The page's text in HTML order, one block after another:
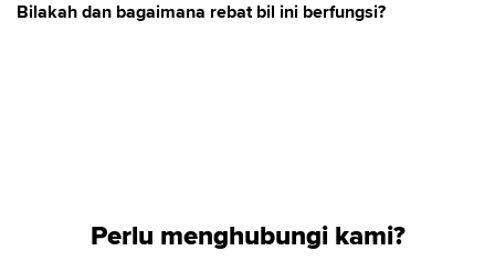
Bilakah dan bagaimana rebat bil ini berfungsi?
Perlu menghubungi kami?